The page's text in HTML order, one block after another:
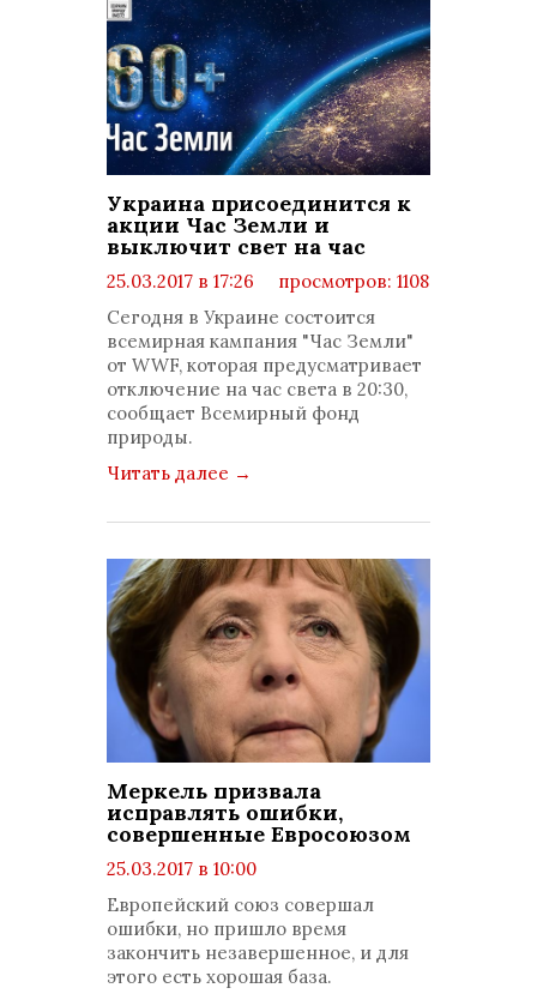
Украина присоединится к
акции Час Земли и
выключит свет на час
25.03.2017 в 17:26
просмотров: 1108
комментариев: 0
Сегодня в Украине состоится
всемирная кампания "Час Земли"
от WWF, которая предусматривает
отключение на час света в 20:30,
сообщает Всемирный фонд
природы.
Читать далее →
Меркель призвала
исправлять ошибки,
совершенные Евросоюзом
25.03.2017 в 10:00
просмотров: 1084
комментариев: 0
Европейский союз совершал
ошибки, но пришло время
закончить незавершенное, и для
этого есть хорошая база.